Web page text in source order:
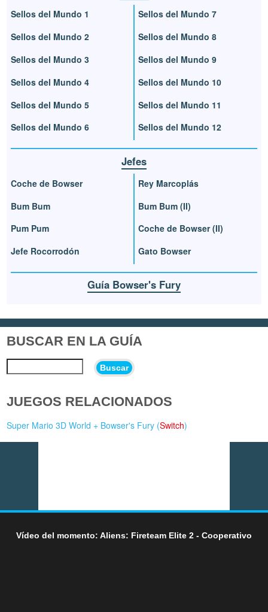
Sellos del Mundo 1
Sellos del Mundo 2
Sellos del Mundo 3
Sellos del Mundo 4
Sellos del Mundo 5
Sellos del Mundo 6
Sellos del Mundo 7
Sellos del Mundo 8
Sellos del Mundo 9
Sellos del Mundo 10
Sellos del Mundo 11
Sellos del Mundo 12
Jefes
Coche de Bowser
Bum Bum
Pum Pum
Jefe Rocorrodón
Rey Marcoplás
Bum Bum (II)
Coche de Bowser (II)
Gato Bowser
Guía Bowser's Fury
BUSCAR EN LA GUÍA
Buscar
JUEGOS RELACIONADOS
Super Mario 3D World + Bowser's Fury (Switch)
Vídeo del momento: Aliens: Fireteam Elite 2 - Cooperativo